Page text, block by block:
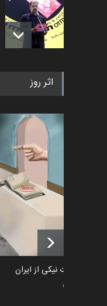
اثر روز
طراوت نیکی از ایران
سیاسی